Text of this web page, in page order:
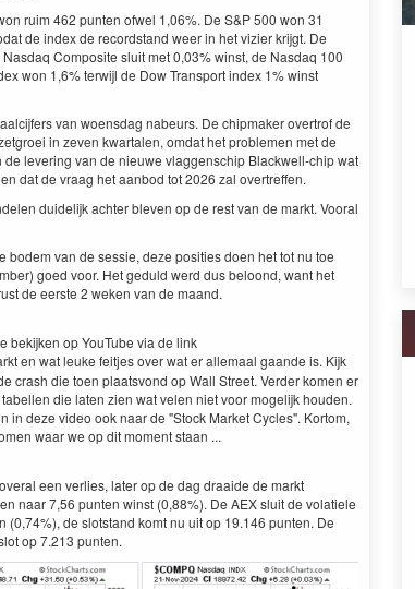
ruim 462 punten ofwel 1,06%. De S&P 500 won 31
de index de recordstand weer in het vizier krijgt. De
Composite sluit met 0,03% winst, de Nasdaq 100
won 1,6% terwijl de Dow Transport index 1% winst
van woensdag nabeurs. De chipmaker overtrof de
in zeven kwartalen, omdat het problemen met de
levering van de nieuwe vlaggenschip Blackwell-chip wat
dat de vraag het aanbod tot 2026 zal overtreffen.
duidelijk achter bleven op de rest van de markt. Vooral
van de sessie, deze posities doen het tot nu toe
goed voor. Het geduld werd dus beloond, want het
de eerste 2 weken van de maand.
bekijken op YouTube via de link
en wat leuke feitjes over wat er allemaal gaande is. Kijk
crash die toen plaatsvond op Wall Street. Verder komen er
die laten zien wat velen niet voor mogelijk houden.
in deze video ook naar de "Stock Market Cycles". Kortom,
waar we op dit moment staan ...
een verlies, later op de dag draaide de markt
naar 7,56 punten winst (0,88%). De AEX sluit de volatiele
de slotstand komt nu uit op 19.146 punten. De
op 7.213 punten.